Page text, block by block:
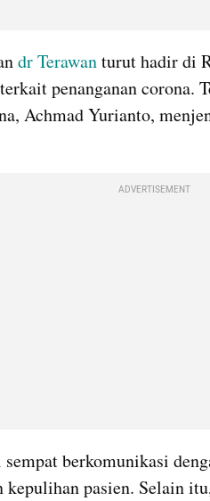
dr Terawan turut hadir di
penanganan corona.
, Achmad Yurianto,
ADVERTISEMENT
berkomunikasi
kepulihan pasien. Selain